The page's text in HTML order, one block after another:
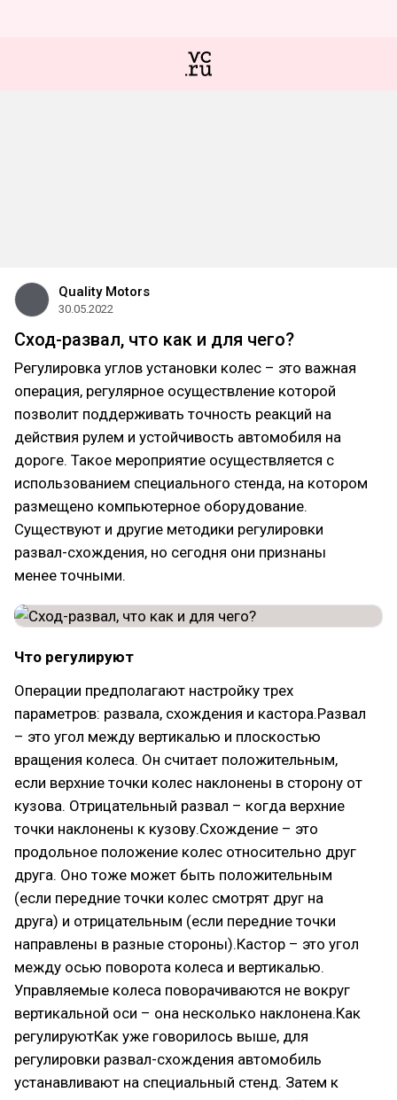
Quality Motors
30.05.2022
Сход-развал, что как и для чего?
Регулировка углов установки колес – это важная
операция, регулярное осуществление которой
позволит поддерживать точность реакций на
действия рулем и устойчивость автомобиля на
дороге. Такое мероприятие осуществляется с
использованием специального стенда, на котором
размещено компьютерное оборудование.
Существуют и другие методики регулировки
развал-схождения, но сегодня они признаны
менее точными.
Что регулируют
Операции предполагают настройку трех
параметров: развала, схождения и кастора.Развал
– это угол между вертикалью и плоскостью
вращения колеса. Он считает положительным,
если верхние точки колес наклонены в сторону от
кузова. Отрицательный развал – когда верхние
точки наклонены к кузову.Схождение – это
продольное положение колес относительно друг
друга. Оно тоже может быть положительным
(если передние точки колес смотрят друг на
друга) и отрицательным (если передние точки
направлены в разные стороны).Кастор – это угол
между осью поворота колеса и вертикалью.
Управляемые колеса поворачиваются не вокруг
вертикальной оси – она несколько наклонена.Как
регулируютКак уже говорилось выше, для
регулировки развал-схождения автомобиль
устанавливают на специальный стенд. Затем к